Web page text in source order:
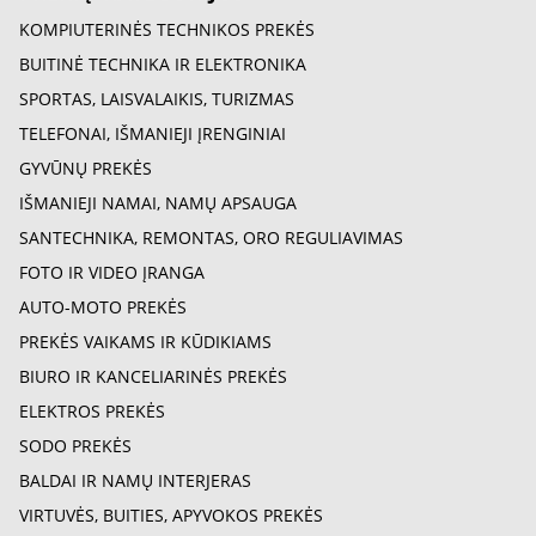
KOMPIUTERINĖS TECHNIKOS PREKĖS
BUITINĖ TECHNIKA IR ELEKTRONIKA
SPORTAS, LAISVALAIKIS, TURIZMAS
TELEFONAI, IŠMANIEJI ĮRENGINIAI
GYVŪNŲ PREKĖS
IŠMANIEJI NAMAI, NAMŲ APSAUGA
SANTECHNIKA, REMONTAS, ORO REGULIAVIMAS
FOTO IR VIDEO ĮRANGA
AUTO-MOTO PREKĖS
PREKĖS VAIKAMS IR KŪDIKIAMS
BIURO IR KANCELIARINĖS PREKĖS
ELEKTROS PREKĖS
SODO PREKĖS
BALDAI IR NAMŲ INTERJERAS
VIRTUVĖS, BUITIES, APYVOKOS PREKĖS